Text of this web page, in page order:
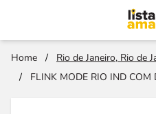
Home / Rio de Janeiro, Rio de
/
FLINK MODE RIO IND COM